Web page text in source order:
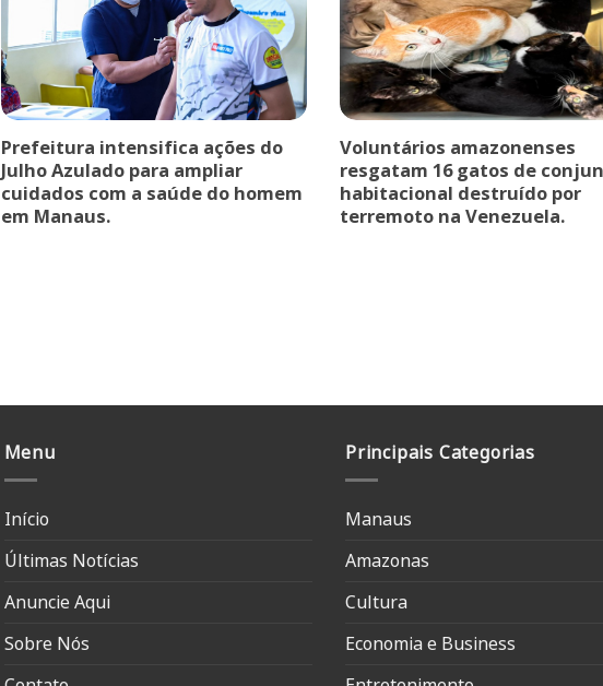
Prefeitura intensifica ações do
Julho Azulado para ampliar
cuidados com a saúde do homem
em Manaus.
Voluntários amazonenses
resgatam 16 gatos de
habitacional destruído por
terremoto na Venezuela.
Menu
Início
Últimas Notícias
Anuncie Aqui
Sobre Nós
Principais Categorias
Manaus
Amazonas
Cultura
Economia e Business